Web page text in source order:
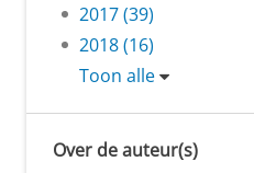
2017 (39)
2018 (16)
Toon alle
Over de auteur(s)